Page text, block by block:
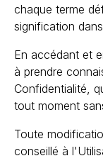
chaque terme
signification
En accédant et
à prendre
Confidentialité,
tout moment
Toute
conseillé à